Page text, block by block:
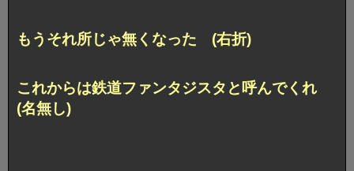
もうそれ所じゃ無くなった (右折)
これからは鉄道ファンタジスタと呼んでくれ
(名無し)